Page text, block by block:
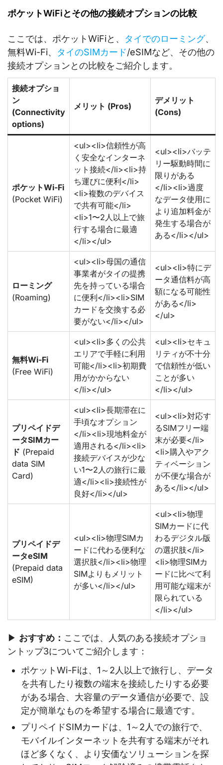
ポケットWiFiとその他の接続オプションの比較
ここでは、ポケットWiFiと、 タイでのローミング、
無料Wi-Fi、 タイのSIMカード/eSIMなど、その他の
接続オプションとの比較をご紹介します。
接続オプショ
ン
(Connectivity
options)
メリット (Pros)
デメリット
(Cons)
ポケットWi-Fi
(Pocket WiFi)
<ul><li>信頼性が高
く安全なインターネ
ット接続</li><li>持
ち運びに便利</li>
<li>複数のデバイス
で共有可能</li>
<li>1〜2人以上で旅
行する場合に最適
</li></ul>
<ul><li>バッテ
リー駆動時間に
限りがある
</li><li>過度
なデータ使用に
より追加料金が
発生する場合が
ある</li></ul>
ローミング
(Roaming)
<ul><li>母国の通信
事業者がタイの提携
先を持っている場合
に便利</li><li>SIM
カードを交換する必
要がない</li></ul>
<ul><li>特にデ
ータ通信料が高
額になる可能性
がある</li>
</ul>
無料Wi-Fi
(Free WiFi)
<ul><li>多くの公共
エリアで手軽に利用
可能</li><li>初期費
用がかからない
</li></ul>
<ul><li>セキュ
リティが不十分
で信頼性が低い
ことが多い
</li></ul>
プリペイドデ
ータSIMカー
ド (Prepaid
data SIM
Card)
<ul><li>長期滞在に
手頃なオプション
</li><li>現地料金が
適用される</li><li>
接続デバイスが少な
い1〜2人の旅行に最
適</li><li>接続性が
良好</li></ul>
<ul><li>対応す
るSIMフリー端
末が必要</li>
<li>購入やアク
ティベーション
が不便な場合が
ある</li></ul>
プリペイドデ
ータeSIM
(Prepaid data
eSIM)
<ul><li>物理SIMカ
ードに代わる便利な
選択肢</li><li>物理
SIMよりもメリット
が多い</li></ul>
<ul><li>物理
SIMカードに代
わるデジタル版
の選択肢</li>
<li>物理SIMカ
ードに比べて利
用可能な端末が
限られている
</li></ul>
▶ おすすめ： ここでは、人気のある接続オプショ
ントップ3についてご紹介します：
ポケットWi-Fiは、1～2人以上で旅行し、データ
を共有したり複数の端末を接続したりする必要
がある場合、大容量のデータ通信が必要で、設
定が簡単なものを希望する場合に最適です。
プリペイドSIMカードは、1～2人での旅行で、
モバイルインターネットを共有する端末がそれ
ほど多くなく、より安価なソリューションを探